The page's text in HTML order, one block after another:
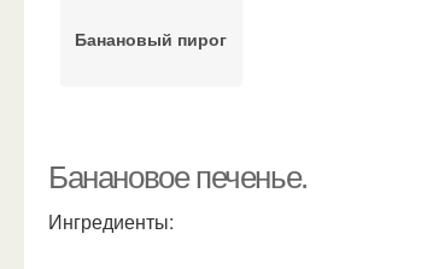
Банановый пирог
Банановое печенье.
Ингредиенты: